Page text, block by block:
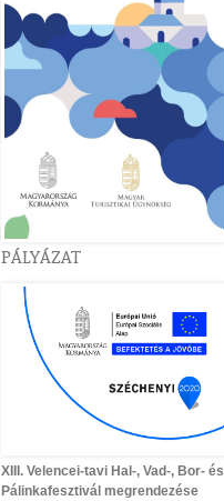
PÁLYÁZAT
XIII. Velencei-tavi Hal-, Vad-, Bor- és
Pálinkafesztivál megrendezése